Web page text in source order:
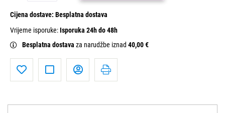
Cijena dostave: Besplatna dostava
Vrijeme isporuke:Isporuka 24h do 48h
Besplatna dostava za narudžbe iznad 40,00 €